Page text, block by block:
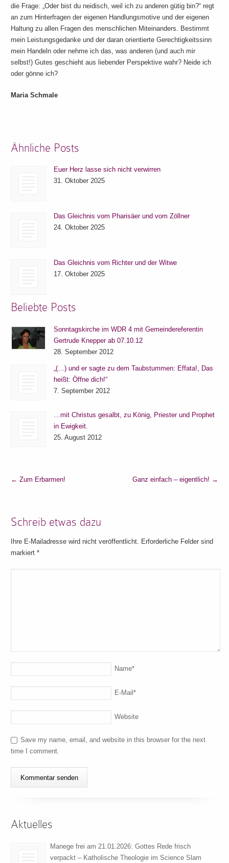
die Frage: „Oder bist du neidisch, weil ich zu anderen gütig bin?“ regt
an zum Hinterfragen der eigenen Handlungsmotive und der eigenen
Haltung zu allen Fragen des menschlichen Miteinanders. Bestimmt
mein Leistungsgedanke und der daran orientierte Gerechtigkeitssinn
mein Handeln oder nehme ich das, was anderen (und auch mir
selbst!) Gutes geschieht aus liebender Perspektive wahr? Neide ich
oder gönne ich?
Maria Schmale
Ähnliche Posts
Euer Herz lasse sich nicht verwirren
31. Oktober 2025
Das Gleichnis vom Pharisäer und vom Zöllner
24. Oktober 2025
Das Gleichnis vom Richter und der Witwe
17. Oktober 2025
Beliebte Posts
Sonntagskirche im WDR 4 mit Gemeindereferentin
Gertrude Knepper ab 07.10.12
28. September 2012
„(…) und er sagte zu dem Taubstummen: Effata!, Das
heißt: Öffne dich!“
7. September 2012
…mit Christus gesalbt, zu König, Priester und Prophet
in Ewigkeit.
25. August 2012
← Zum Erbarmen! Ganz einfach – eigentlich! →
Schreib etwas dazu
Ihre E-Mailadresse wird nicht veröffentlicht. Erforderliche Felder sind
markiert*
Name*
E-Mail*
Website
Save my name, email, and website in this browser for the next
time I comment.
Aktuelles
Manege frei am 21.01.2026: Gottes Rede frisch
verpackt – Katholische Theologie im Science Slam